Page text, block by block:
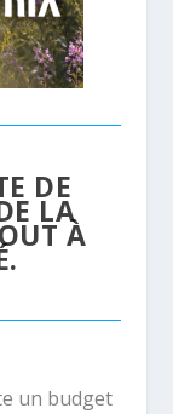
DE
LA
À
un budget